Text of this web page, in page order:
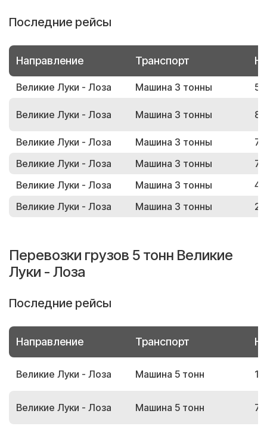
Последние рейсы
Направление Транспорт
Великие Луки - Лоза Машина 3 тонны
Великие Луки - Лоза Машина 3 тонны
Великие Луки - Лоза Машина 3 тонны
Великие Луки - Лоза
Машина 3 тонны
Великие Луки - Лоза
Машина 3 тонны
Великие Луки - Лоза
Машина 3 тонны
Перевозки грузов 5 тонн Великие
Луки - Лоза
Последние рейсы
Направление Транспорт
Великие Луки - Лоза Машина 5 тонн
Великие Луки - Лоза Машина 5 тонн